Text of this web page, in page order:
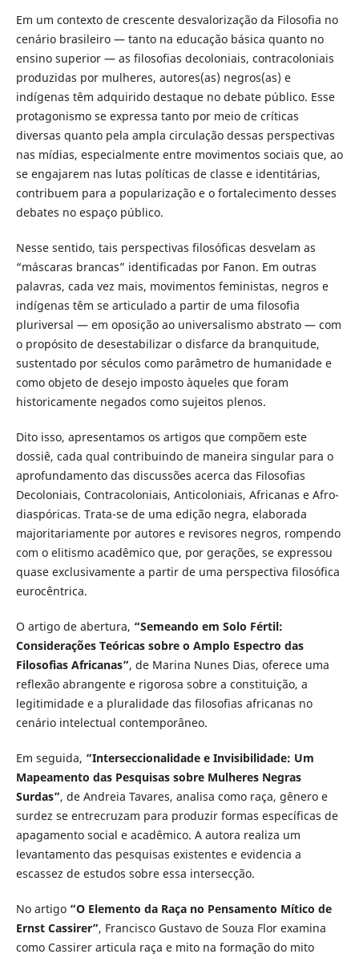
Em um contexto de crescente desvalorização da Filosofia no
cenário brasileiro — tanto na educação básica quanto no
ensino superior — as filosofias decoloniais, contracoloniais
produzidas por mulheres, autores(as) negros(as) e
indígenas têm adquirido destaque no debate público. Esse
protagonismo se expressa tanto por meio de críticas
diversas quanto pela ampla circulação dessas perspectivas
nas mídias, especialmente entre movimentos sociais que, ao
se engajarem nas lutas políticas de classe e identitárias,
contribuem para a popularização e o fortalecimento desses
debates no espaço público.
Nesse sentido, tais perspectivas filosóficas desvelam as
“máscaras brancas” identificadas por Fanon. Em outras
palavras, cada vez mais, movimentos feministas, negros e
indígenas têm se articulado a partir de uma filosofia
pluriversal — em oposição ao universalismo abstrato — com
o propósito de desestabilizar o disfarce da branquitude,
sustentado por séculos como parâmetro de humanidade e
como objeto de desejo imposto àqueles que foram
historicamente negados como sujeitos plenos.
Dito isso, apresentamos os artigos que compõem este
dossiê, cada qual contribuindo de maneira singular para o
aprofundamento das discussões acerca das Filosofias
Decoloniais, Contracoloniais, Anticoloniais, Africanas e Afro-
diaspóricas. Trata-se de uma edição negra, elaborada
majoritariamente por autores e revisores negros, rompendo
com o elitismo acadêmico que, por gerações, se expressou
quase exclusivamente a partir de uma perspectiva filosófica
eurocêntrica.
O artigo de abertura, “Semeando em Solo Fértil:
Considerações Teóricas sobre o Amplo Espectro das
Filosofias Africanas”, de Marina Nunes Dias, oferece uma
reflexão abrangente e rigorosa sobre a constituição, a
legitimidade e a pluralidade das filosofias africanas no
cenário intelectual contemporâneo.
Em seguida, “Interseccionalidade e Invisibilidade: Um
Mapeamento das Pesquisas sobre Mulheres Negras
Surdas”, de Andreia Tavares, analisa como raça, gênero e
surdez se entrecruzam para produzir formas específicas de
apagamento social e acadêmico. A autora realiza um
levantamento das pesquisas existentes e evidencia a
escassez de estudos sobre essa intersecção.
No artigo “O Elemento da Raça no Pensamento Mítico de
Ernst Cassirer”, Francisco Gustavo de Souza Flor examina
como Cassirer articula raça e mito na formação do mito